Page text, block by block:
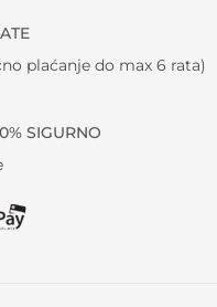
plaćanje do max 6 rata)
SIGURNO